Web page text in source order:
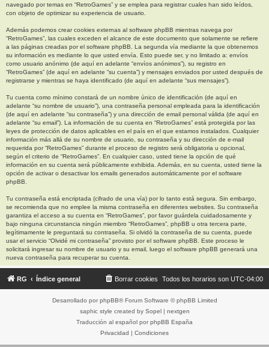
navegado por temas en “RetroGames” y se emplea para registrar cuales han sido leídos,
con objeto de optimizar su experiencia de usuario.
Además podemos crear cookies externas al software phpBB mientras navega por
“RetroGames”, las cuales exceden el alcance de este documento que solamente se refiere
a las páginas creadas por el software phpBB. La segunda vía mediante la que obtenemos
su información es mediante lo que usted envía. Esto puede ser, y no limitado a: envíos
como usuario anónimo (de aquí en adelante “envíos anónimos”), su registro en
“RetroGames” (de aquí en adelante “su cuenta”) y mensajes enviados por usted después de
registrarse y mientras se haya identificado (de aquí en adelante “sus mensajes”).
Tu cuenta como mínimo constará de un nombre único de identificación (de aquí en
adelante “su nombre de usuario”), una contraseña personal empleada para la identificación
(de aquí en adelante “su contraseña”) y una dirección de email personal válida (de aquí en
adelante “su email”). La información de su cuenta en “RetroGames” está protegida por las
leyes de protección de datos aplicables en el país en el que estamos instalados. Cualquier
información más allá de su nombre de usuario, su contraseña y su dirección de e-mail
requerida por “RetroGames” durante el proceso de registro será obligatoria u opcional,
según el criterio de “RetroGames”. En cualquier caso, usted tiene la opción de qué
información en su cuenta será públicamente exhibida. Además, en su cuenta, usted tiene la
opción de activar o desactivar los emails generados automáticamente por el software
phpBB.
Tu contraseña está encriptada (cifrado de una vía) por lo tanto está segura. Sin embargo,
se recomienda que no emplee la misma contraseña en diferentes websites. Su contraseña
garantiza el acceso a su cuenta en “RetroGames”, por favor guárdela cuidadosamente y
bajo ninguna circunstancia ningún miembro “RetroGames”, phpBB u otra tercera parte,
legítimamente le preguntará su contraseña. Si olvidó la contraseña de su cuenta, puede
usar el servicio “Olvidé mi contraseña” provisto por el software phpBB. Este proceso le
solicitará ingresar su nombre de usuario y su email, luego el software phpBB generará una
nueva contraseña para recuperar su cuenta.
RG Índice general Todos los horarios son UTC-04:00
Borrar cookies
Desarrollado por phpBB® Forum Software © phpBB Limited
saphic style created by Sopel| nextgen
Traducción al español por phpBB España
Privacidad | Condiciones